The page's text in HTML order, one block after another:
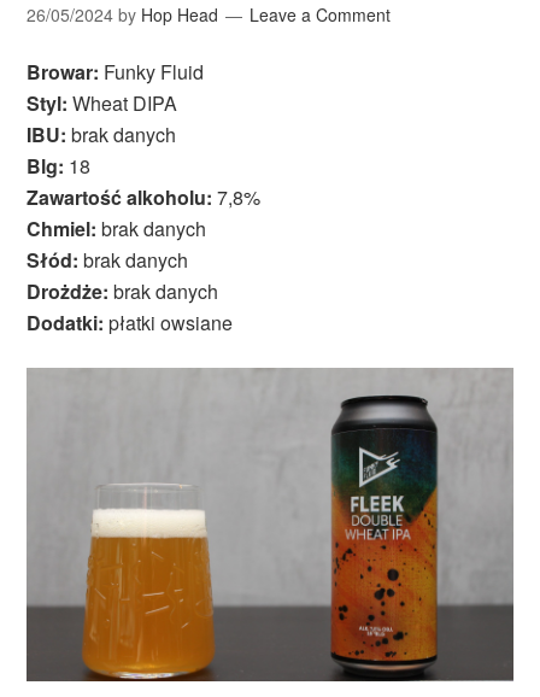
26/05/2024 by Hop Head Leave a Comment
Browar: Funky Fluid
Styl: Wheat DIPA
IBU: brak danych
Blg: 18
Zawartość alkoholu: 7,8%
Chmiel: brak danych
Słód: brak danych
Drożdże: brak danych
Dodatki: płatki owsiane